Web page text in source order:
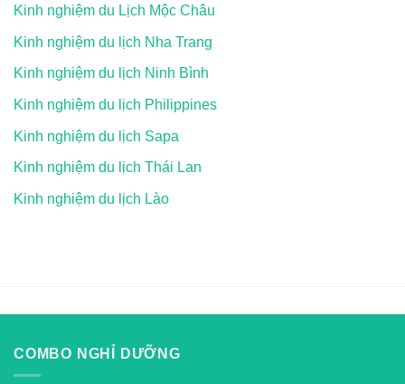
Kinh nghiệm du Lịch Mộc Châu
Kinh nghiệm du lịch Nha Trang
Kinh nghiệm du lịch Ninh Bình
Kinh nghiệm du lịch Philippines
Kinh nghiệm du lịch Sapa
Kinh nghiệm du lịch Thái Lan
Kinh nghiệm du lịch Lào
COMBO NGHỈ DƯỠNG